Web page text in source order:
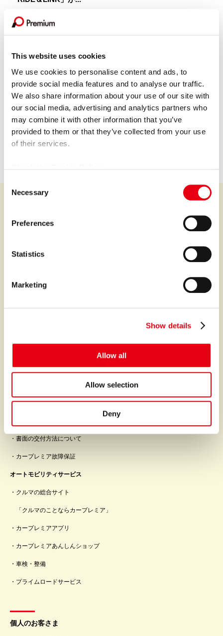
This website uses cookies
We use cookies to personalise content and ads, to
provide social media features and to analyse our traffic.
We also share information about your use of our site with
our social media, advertising and analytics partners who
may combine it with other information that you’ve
provided to them or that they’ve collected from your use
of their services.
C
Necessary
Preferences
Statistics
Marketing
Show details
Allow all
Allow selection
Deny
プレミア株式会社
Premium Co., Ltd.
プレミアなファイナンスとサービスを世界中に。
書面の交付方法について
プレミアの故障保証
書面の交付方法について
カープレミア故障保証
オートモビリティサービス
クルマの総合サイト
「クルマのことならカープレミア」
カープレミアアプリ
カープレミアあんしんショップ
車検・整備
プライムロードサービス
個人のお客さま